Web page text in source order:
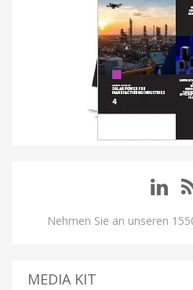
Nehmen Sie an unseren
MEDIA KIT